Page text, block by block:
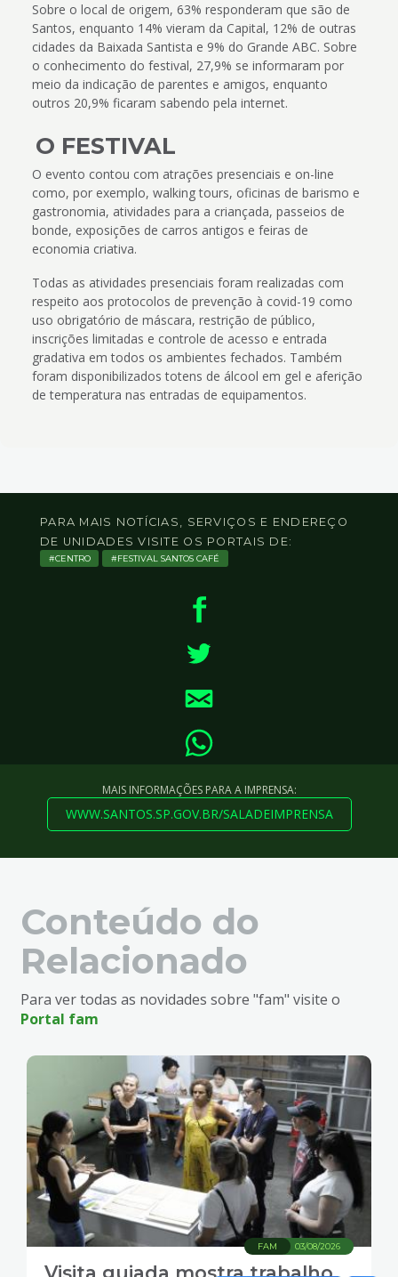
Sobre o local de origem, 63% responderam que são de
Santos, enquanto 14% vieram da Capital, 12% de outras
cidades da Baixada Santista e 9% do Grande ABC. Sobre
o conhecimento do festival, 27,9% se informaram por
meio da indicação de parentes e amigos, enquanto
outros 20,9% ficaram sabendo pela internet.
O FESTIVAL
O evento contou com atrações presenciais e on-line
como, por exemplo, walking tours, oficinas de barismo e
gastronomia, atividades para a criançada, passeios de
bonde, exposições de carros antigos e feiras de
economia criativa.
Todas as atividades presenciais foram realizadas com
respeito aos protocolos de prevenção à covid-19 como
uso obrigatório de máscara, restrição de público,
inscrições limitadas e controle de acesso e entrada
gradativa em todos os ambientes fechados. Também
foram disponibilizados totens de álcool em gel e aferição
de temperatura nas entradas de equipamentos.
PARA MAIS NOTÍCIAS, SERVIÇOS E ENDEREÇO
DE UNIDADES VISITE OS PORTAIS DE:
CENTRO FESTIVAL SANTOS CAFÉ
MAIS INFORMAÇÕES PARA A IMPRENSA:
WWW.SANTOS.SP.GOV.BR/SALADEIMPRENSA
Conteúdo do
Relacionado
Para ver todas as novidades sobre "fam" visite o
Portal fam
03/08/2026
FAM